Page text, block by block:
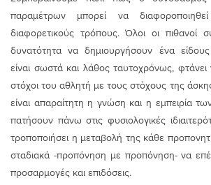
παραμέτρων μπορεί να
διαφορετικούς τρόπους. Όλοι οι πιθανοί
δυνατότητα να δημιουργήσουν ένα
είναι σωστά και λάθος ταυτοχρόνως, φτάνει
στόχοι του αθλητή με τους στόχους της
είναι απαραίτητη η γνώση και η εμπειρία
πατήσουν πάνω στις φυσιολογικές
τροποποιήσει η μεταβολή της κάθε
σταδιακά -προπόνηση με προπόνηση- να
προσαρμογές και επιδόσεις.